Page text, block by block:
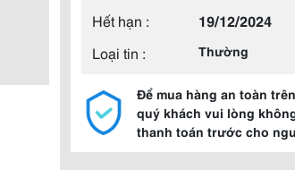
Hết hạn :
19/12/2024
Loại tin :
Thường
Để mua hàng an toàn
quý khách vui lòng
thanh toán trước cho